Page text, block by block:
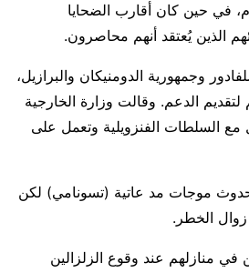
في حين كان أقارب الضحايا
الذين يُعتقد أنهم محاصرون.
وجمهورية الدومنيكان والبرازيل،
الدعم. وقالت وزارة الخارجية
مع السلطات الفنزويلية وتعمل على
موجات مد عاتية (تسونامي) ​لكن
الخطر.
في منازلهم عند وقوع ​الزلزالين